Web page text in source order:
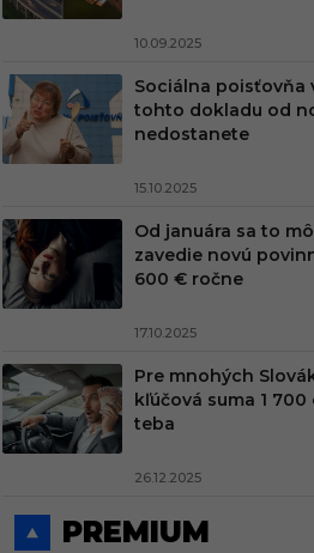
10.09.2025
Sociálna poisťovňa
tohto dokladu od
nedostanete
15.10.2025
Od januára sa to
zavedie novú
600 € ročne
17.10.2025
Pre mnohých
kľúčová suma 1
teba
26.12.2025
PREMIUM